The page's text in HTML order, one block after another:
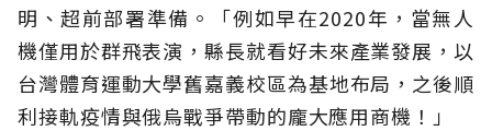
明、超前部署準備。「例如早在2020年，當無人
機僅用於群飛表演，縣長就看好未來產業發展，以
台灣體育運動大學舊嘉義校區為基地布局，之後順
利接軌疫情與俄烏戰爭帶動的龐大應用商機！」